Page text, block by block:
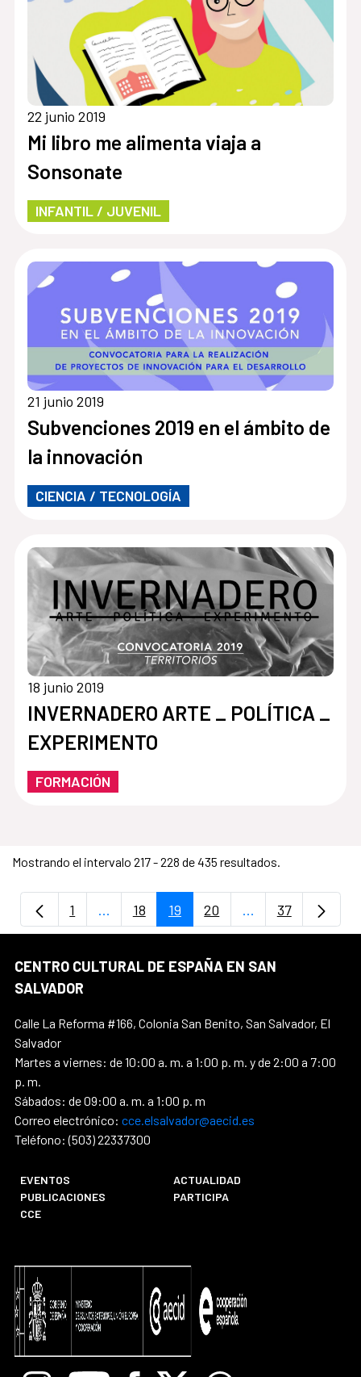
22 junio 2019
Mi libro me alimenta viaja a
Sonsonate
INFANTIL / JUVENIL
21 junio 2019
Subvenciones 2019 en el ámbito de
la innovación
CIENCIA / TECNOLOGÍA
18 junio 2019
INVERNADERO ARTE _ POLÍTICA _
EXPERIMENTO
FORMACIÓN
Mostrando el intervalo 217 - 228 de 435 resultados.
Página
1 ...Páginas intermedias Use TAB para
Página
18 Página
19 Página
20 ...PáginasPágina
37
CENTRO CULTURAL DE ESPAÑA EN SAN
SALVADOR
Calle La Reforma #166, Colonia San Benito, San Salvador, El
Salvador
Martes a viernes: de 10:00 a. m. a 1:00 p. m. y de 2:00 a 7:00
p. m.
Sábados: de 09:00 a. m. a 1:00 p. m
Correo electrónico: cce.elsalvador@aecid.es
Teléfono: (503) 22337300
EVENTOS
ACTUALIDAD
PUBLICACIONES
PARTICIPA
CCE